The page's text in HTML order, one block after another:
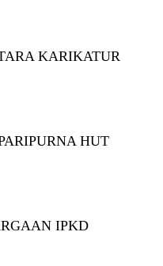
KARIKATUR
HUT
IPKD